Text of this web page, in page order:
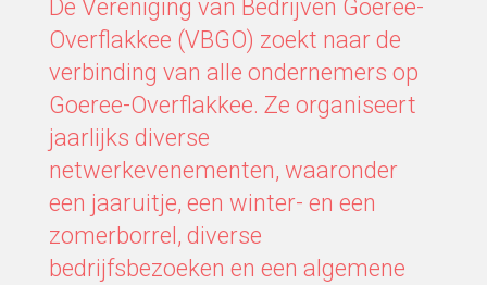
De Vereniging van Bedrijven Goeree-
Overflakkee (VBGO) zoekt naar de
verbinding van alle ondernemers op
Goeree-Overflakkee. Ze organiseert
jaarlijks diverse
netwerkevenementen, waaronder
een jaaruitje, een winter- en een
zomerborrel, diverse
bedrijfsbezoeken en een algemene